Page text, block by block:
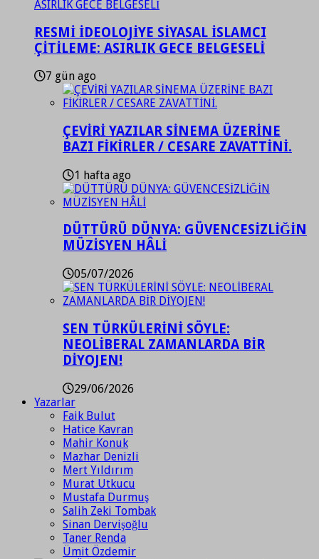
RESMİ İDEOLOJİYE SİYASAL İSLAMCI
ÇİTİLEME: ASIRLIK GECE BELGESELİ
7 gün ago
ÇEVİRİ YAZILAR SİNEMA ÜZERİNE
BAZI FİKİRLER / CESARE ZAVATTİNİ.
1 hafta ago
DÜTTÜRÜ DÜNYA: GÜVENCESİZLİĞİN
MÜZİSYEN HÂLİ
05/07/2026
SEN TÜRKÜLERİNİ SÖYLE:
NEOLİBERAL ZAMANLARDA BİR
DİYOJEN!
29/06/2026
Yazarlar
Faik Bulut
Hatice Kavran
Mahir Konuk
Mazhar Denizli
Mert Yıldırım
Murat Utkucu
Mustafa Durmuş
Salih Zeki Tombak
Sinan Dervişoğlu
Taner Renda
Ümit Özdemir